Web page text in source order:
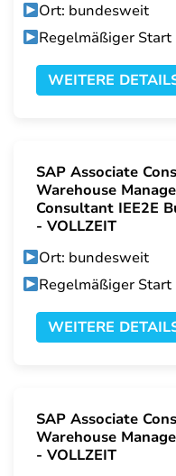
Ort: bundesweit
Regelmäßiger Start
WEITERE
SAP Associate
Warehouse
Consultant IEE2E
- VOLLZEIT
Ort: bundesweit
Regelmäßiger Start
WEITERE
SAP Associate
Warehouse
- VOLLZEIT